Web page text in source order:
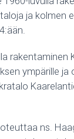
ja kolmen
rakentaminen
ympärille ja
ns.